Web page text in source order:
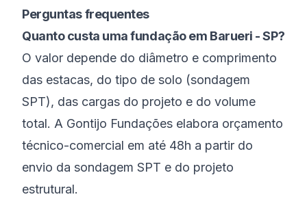
Perguntas frequentes
Quanto custa uma fundação em Barueri - SP?
O valor depende do diâmetro e comprimento
das estacas, do tipo de solo (sondagem
SPT), das cargas do projeto e do volume
total. A Gontijo Fundações elabora orçamento
técnico-comercial em até 48h a partir do
envio da sondagem SPT e do projeto
estrutural.